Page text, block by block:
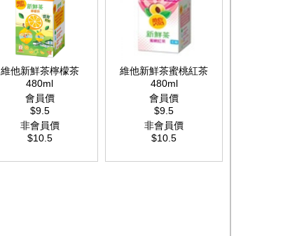
維他新鮮茶檸檬茶
480ml
會員價
$9.5
非會員價
$10.5
維他新鮮茶蜜桃紅茶
480ml
會員價
$9.5
非會員價
$10.5